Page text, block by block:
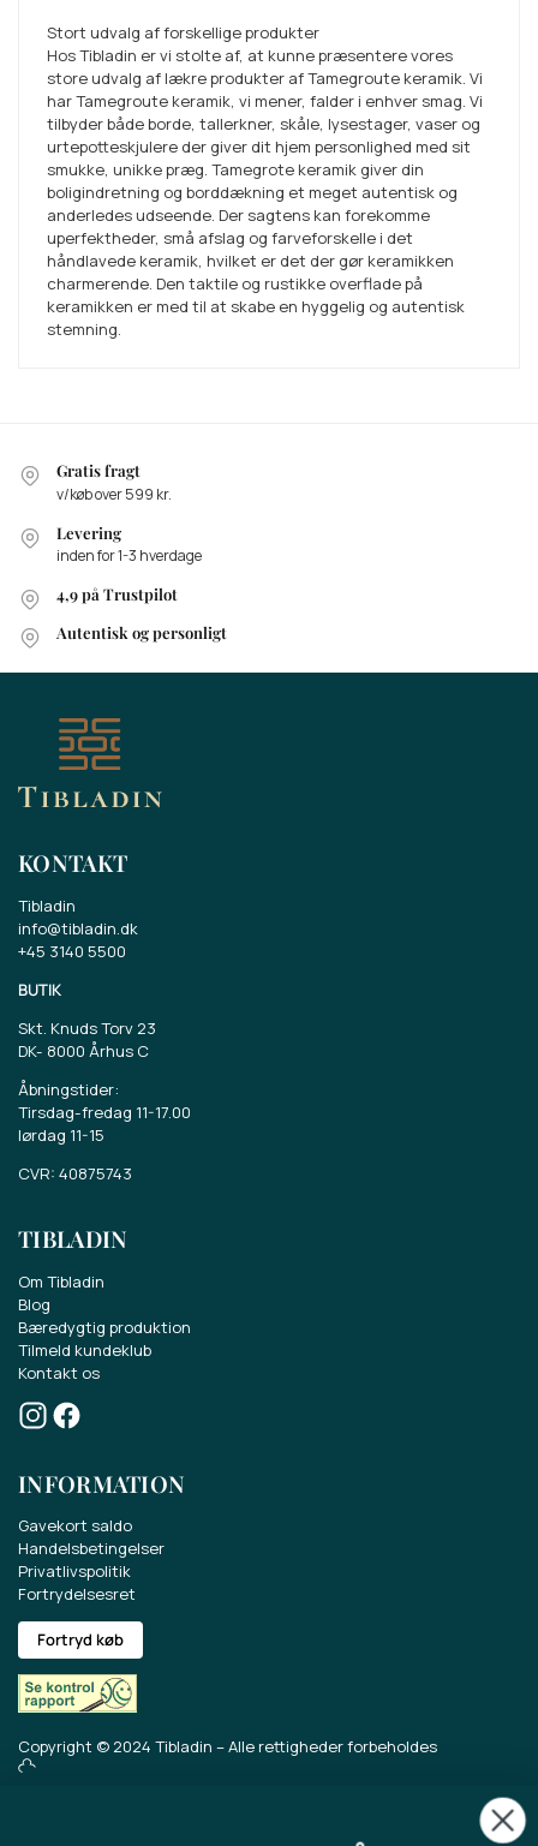
Stort udvalg af forskellige produkter
Hos Tibladin er vi stolte af, at kunne præsentere vores
store udvalg af lækre produkter af Tamegroute keramik. Vi
har Tamegroute keramik, vi mener, falder i enhver smag. Vi
tilbyder både borde, tallerkner, skåle, lysestager, vaser og
urtepotteskjulere der giver dit hjem personlighed med sit
smukke, unikke præg. Tamegrote keramik giver din
boligindretning og borddækning et meget autentisk og
anderledes udseende. Der sagtens kan forekomme
uperfektheder, små afslag og farveforskelle i det
håndlavede keramik, hvilket er det der gør keramikken
charmerende. Den taktile og rustikke overflade på
keramikken er med til at skabe en hyggelig og autentisk
stemning.
Gratis fragt
v/køb over 599 kr.
Levering
inden for 1-3 hverdage
4,9 på Trustpilot
Autentisk og personligt
KONTAKT
Tibladin
info@tibladin.dk
+45 3140 5500
BUTIK
Skt. Knuds Torv 23
DK- 8000 Århus C
Åbningstider:
Tirsdag-fredag 11-17.00
lørdag 11-15
CVR: 40875743
TIBLADIN
Om Tibladin
Blog
Bæredygtig produktion
Tilmeld kundeklub
Kontakt os
INFORMATION
Gavekort saldo
Handelsbetingelser
Privatlivspolitik
Fortrydelsesret
Fortryd køb
Copyright © 2024 Tibladin – Alle rettigheder forbeholdes
Vind et gavekort på 500 kr.
Deltag i konkurrencen om et gavekort på
500 kr.
Få sidste nyt om vores sortiment, tilbud og
meget mere.
Jeg accepterer, at Tibladin gemmer